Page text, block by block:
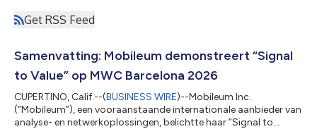
Get RSS Feed
Samenvatting: Mobileum demonstreert “Signal
to Value” op MWC Barcelona 2026
CUPERTINO, Calif.--(BUSINESS WIRE)--Mobileum Inc.
(“Mobileum”), een vooraanstaande internationale aanbieder van
analyse- en netwerkoplossingen, belichtte haar ”Signal to